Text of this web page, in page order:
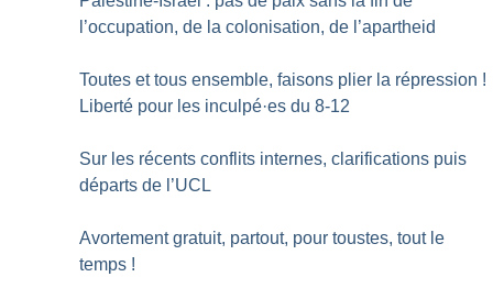
l’occupation, de la colonisation, de l’apartheid
Toutes et tous ensemble, faisons plier la répression !
Liberté pour les inculpé·es du 8-12
Sur les récents conflits internes, clarifications puis
départs de l’UCL
Avortement gratuit, partout, pour toustes, tout le
temps !